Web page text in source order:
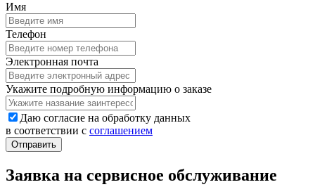
Имя
Телефон
Электронная почта
Укажите подробную информацию о заказе
Даю согласие на обработку данных
в соответствии с соглашением
Заявка на сервисное обслуживание